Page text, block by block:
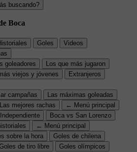
buscando?
Boca
Goles
Videos
goleadores
Los que más jugaron
viejos y jóvenes
Extranjeros
campañas
Las máximas goleadas
Las mejores rachas
← Menú principal
Boca vs San Lorenzo
← Menú principal
sobre la hora
Goles de chilena
de tiro libre
Goles olímpicos